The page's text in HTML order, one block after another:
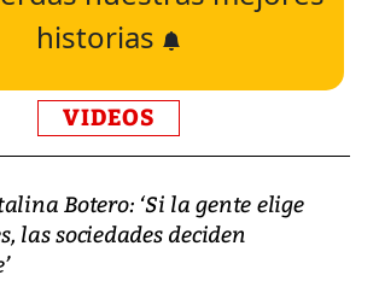
historias
VIDEOS
Botero: ‘Si la gente elige
las sociedades deciden